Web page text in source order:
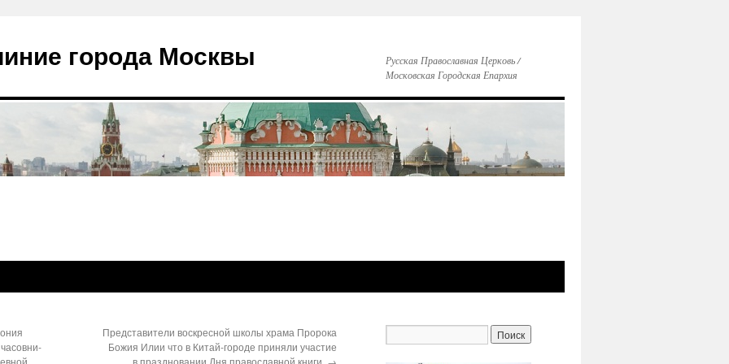
города Москвы
Русская Православная Церковь /
Московская Городская Епархия
Представители воскресной школы храма Пророка
Божия Илии что в Китай-городе приняли участие
в праздновании Дня православной книги. →